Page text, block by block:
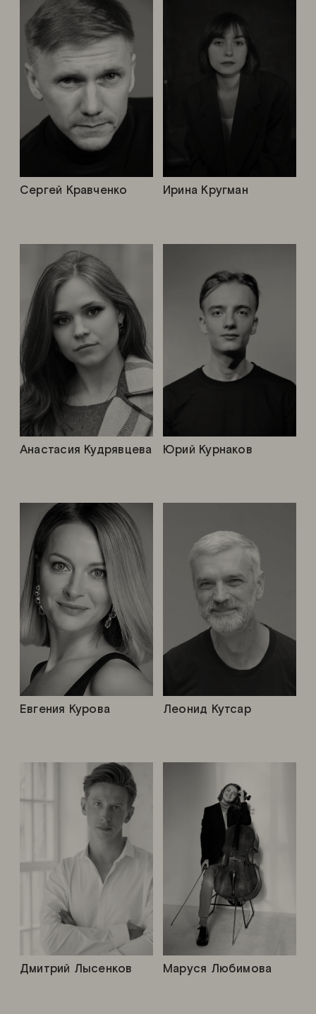
Дмитрий Лысенков Маруся Любимова
Ирина Кругман
Юрий Курнаков
Евгения Курова Леонид Кутсар
Сергей Кравченко
Анастасия Кудрявцева